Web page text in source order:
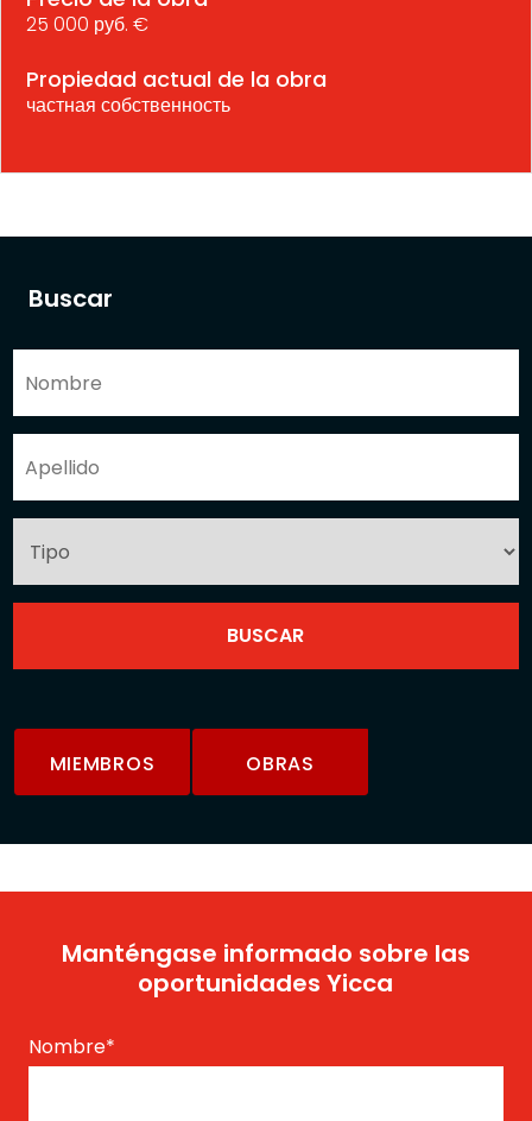
Buscar
MIEMBROS OBRAS
25 000 руб. €
Propiedad actual de la obra
частная собственность
Manténgase informado sobre las
oportunidades Yicca
Nombre*